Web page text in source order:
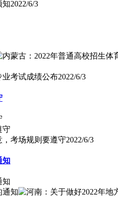
知2022/6/3
业考试成绩公布2022/6/3
考场规则要遵守2022/6/3
知
知